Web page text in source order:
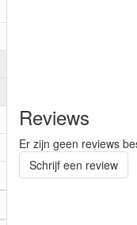
Reviews
Er zijn geen reviews
Schrijf een review